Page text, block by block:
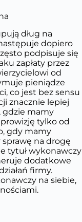
dług na
dopiero
podpisuje się
zapłaty przez
od
pieniądze
co jest bez sensu
znacznie lepiej
gdzie mamy
tylko od
gdy mamy
na drogę
tytuł wykonawczy
dodatkowe
firmy.
na siebie,